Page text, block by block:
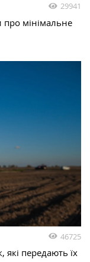
29941
мінімальне
46725
передають їх